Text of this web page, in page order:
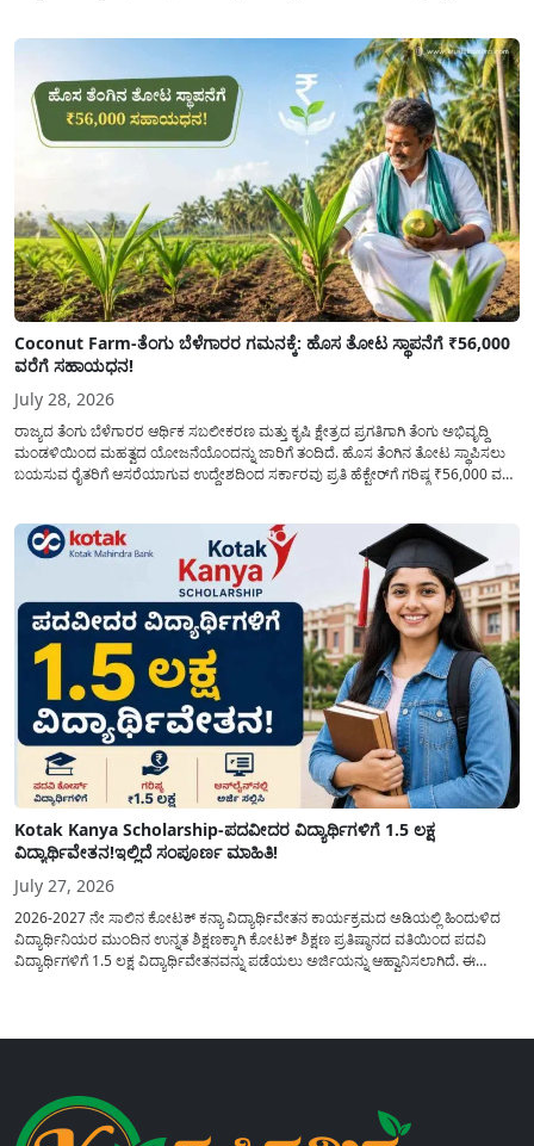
Coconut Farm-ತೆಂಗು ಬೆಳೆಗಾರರ ಗಮನಕ್ಕೆ: ಹೊಸ ತೋಟ ಸ್ಥಾಪನೆಗೆ ₹56,000
ವರೆಗೆ ಸಹಾಯಧನ!
July 28, 2026
ರಾಜ್ಯದ ತೆಂಗು ಬೆಳೆಗಾರರ ಆರ್ಥಿಕ ಸಬಲೀಕರಣ ಮತ್ತು ಕೃಷಿ ಕ್ಷೇತ್ರದ ಪ್ರಗತಿಗಾಗಿ ತೆಂಗು ಅಭಿವೃದ್ದಿ
ಮಂಡಳಿಯಿಂದ ಮಹತ್ವದ ಯೋಜನೆಯೊಂದನ್ನು ಜಾರಿಗೆ ತಂದಿದೆ. ಹೊಸ ತೆಂಗಿನ ತೋಟ ಸ್ಥಾಪಿಸಲು
ಬಯಸುವ ರೈತರಿಗೆ ಆಸರೆಯಾಗುವ ಉದ್ದೇಶದಿಂದ ಸರ್ಕಾರವು ಪ್ರತಿ ಹೆಕ್ಟೇರ್‌ಗೆ ಗರಿಷ್ಠ ₹56,000 ವರೆಗೆ
Kotak Kanya Scholarship-ಪದವೀದರ ವಿದ್ಯಾರ್ಥಿಗಳಿಗೆ 1.5 ಲಕ್ಷ
ವಿದ್ಯಾರ್ಥಿವೇತನ!ಇಲ್ಲಿದೆ ಸಂಪೂರ್ಣ ಮಾಹಿತಿ!
July 27, 2026
2026-2027 ನೇ ಸಾಲಿನ ಕೋಟಕ್ ಕನ್ಯಾ ವಿದ್ಯಾರ್ಥಿವೇತನ ಕಾರ್ಯಕ್ರಮದ ಅಡಿಯಲ್ಲಿ ಹಿಂದುಳಿದ
ವಿದ್ಯಾರ್ಥಿನಿಯರ ಮುಂದಿನ ಉನ್ನತ ಶಿಕ್ಷಣಕ್ಕಾಗಿ ಕೋಟಕ್ ಶಿಕ್ಷಣ ಪ್ರತಿಷ್ಠಾನದ ವತಿಯಿಂದ ಪದವಿ
ವಿದ್ಯಾರ್ಥಿಗಳಿಗೆ 1.5 ಲಕ್ಷ ವಿದ್ಯಾರ್ಥಿವೇತನವನ್ನು ಪಡೆಯಲು ಅರ್ಜಿಯನ್ನು ಆಹ್ವಾನಿಸಲಾಗಿದೆ. ಈ